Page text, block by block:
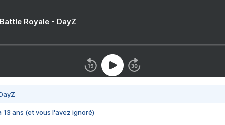
Royale - DayZ
13 ans (et vous l'avez ignoré)